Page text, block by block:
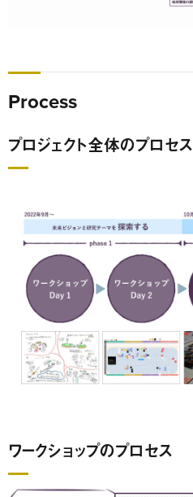
Process
プロジェクト全体のプロセス
ワークショップのプロセス